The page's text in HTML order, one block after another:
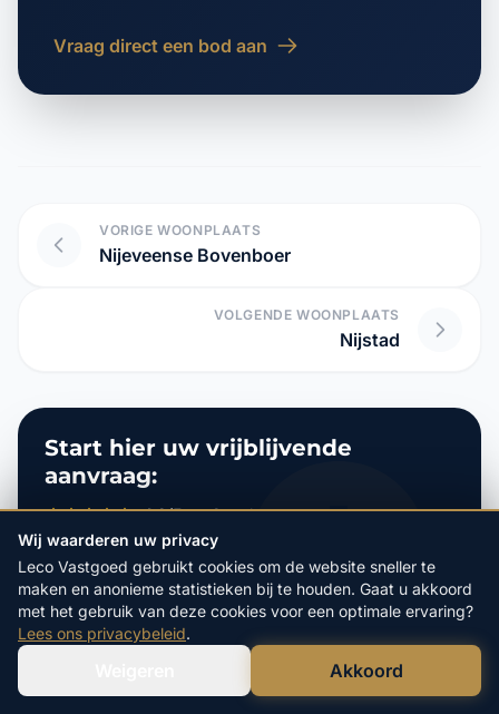
Vraag direct een bod aan
VORIGE WOONPLAATS
Nijeveense Bovenboer
VOLGENDE WOONPLAATS
Nijstad
Start hier uw vrijblijvende
aanvraag:
4.9/5op Google
20+ Jaar Ervaring
100%
Veilige Verkoop
POSTCODE
Bel Ons Direct
Wij waarderen uw privacy
Leco Vastgoed gebruikt cookies om de website sneller te
maken en anonieme statistieken bij te houden. Gaat u akkoord
met het gebruik van deze cookies voor een optimale ervaring?
Lees ons privacybeleid.
Akkoord